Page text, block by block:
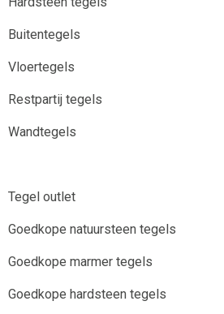
Buitentegels
Vloertegels
Restpartij tegels
Wandtegels
Tegel outlet
Goedkope natuursteen tegels
Goedkope marmer tegels
Goedkope hardsteen tegels